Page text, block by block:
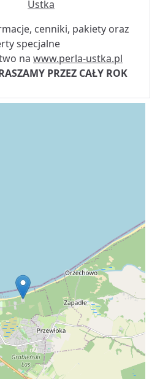
cenniki, pakiety oraz
specjalne
na www.perla-ustka.pl
PRZEZ CAŁY ROK